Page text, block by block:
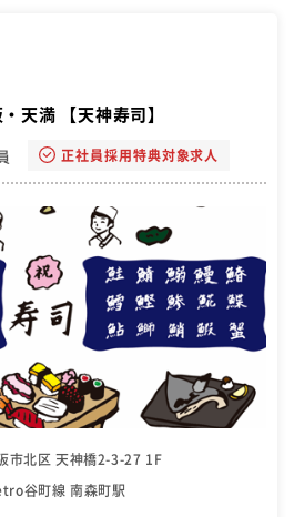
天満 【天神寿司】
正社員採用特典対象求人
市北区 天神橋2-3-27 1F
谷町線 南森町駅